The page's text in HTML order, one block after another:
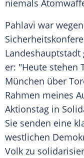
niemals
Pahlavi war
Landeshauptstadt
er: "Heute stehen
München über
Rahmen meines
Aktionstag in
Sie senden eine
westlichen
Volk zu